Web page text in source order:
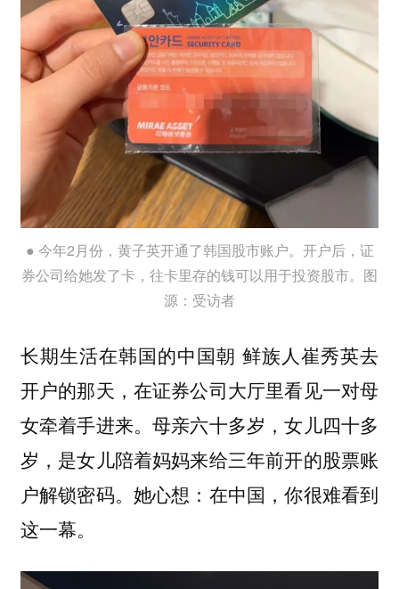
● 今年2月份，黄子英开通了韩国股市账户。开户后，证
券公司给她发了卡，往卡里存的钱可以用于投资股市。图
源：受访者
长期生活在韩国的中国朝 鲜族人崔秀英去
开户的那天，在证券公司大厅里看见一对母
女牵着手进来。母亲六十多岁，女儿四十多
岁，是女儿陪着妈妈来给三年前开的股票账
户解锁密码。她心想：在中国，你很难看到
这一幕。